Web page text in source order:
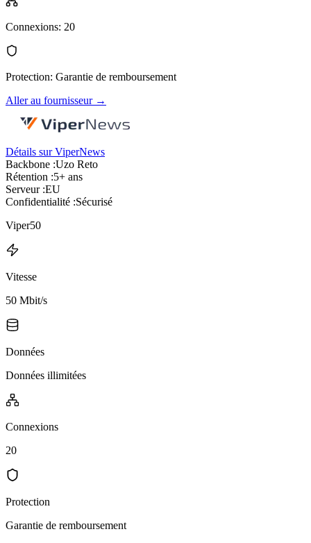
Connexions: 20
Protection: Garantie de remboursement
Aller au fournisseur→
Détails sur ViperNews
Backbone :Uzo Reto
Rétention :5+ ans
Serveur :EU
Confidentialité :Sécurisé
Viper50
Vitesse
50 Mbit/s
Données
Données illimitées
Connexions
20
Protection
Garantie de remboursement